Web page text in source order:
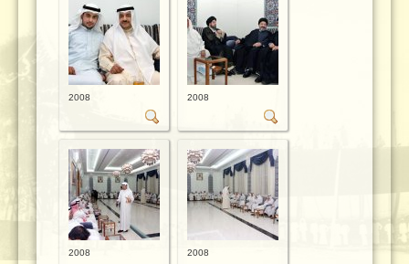
2008 2008
2008 2008